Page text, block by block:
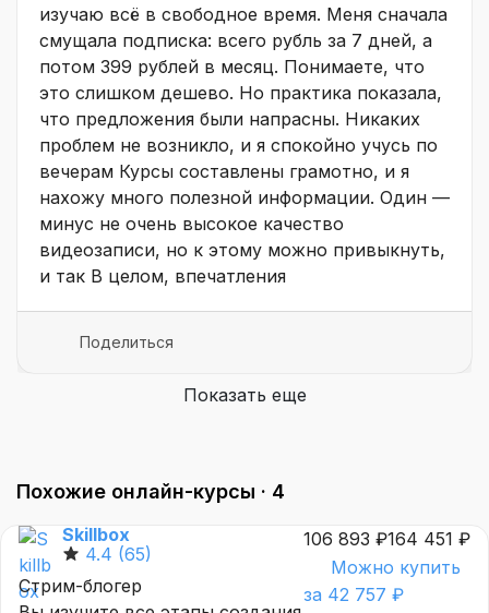
изучаю всё в свободное время. Меня сначала
смущала подписка: всего рубль за 7 дней, а
потом 399 рублей в месяц. Понимаете, что
это слишком дешево. Но практика показала,
что предложения были напрасны. Никаких
проблем не возникло, и я спокойно учусь по
вечерам Курсы составлены грамотно, и я
нахожу много полезной информации. Один —
минус не очень высокое качество
видеозаписи, но к этому можно привыкнуть,
и так В целом, впечатления
Поделиться
Показать еще
Похожие онлайн-курсы · 4
Skillbox
4.4 (65)
Стрим-блогер
106 893 ₽164 451 ₽
Можно купить
за 42 757 ₽